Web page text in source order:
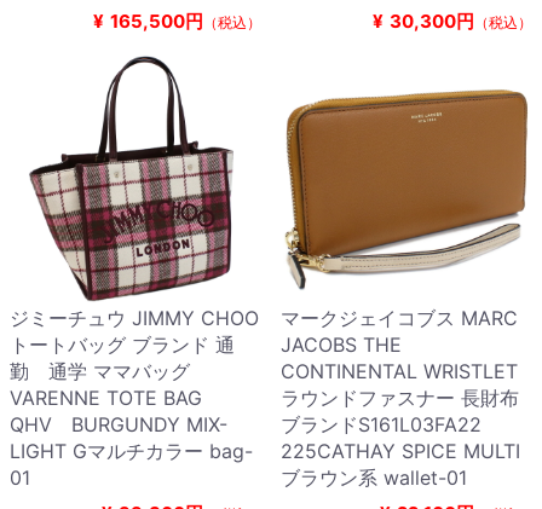
¥ 165,500円 （税込） ¥ 30,300円 （税込）
ジミーチュウ JIMMY CHOO
トートバッグ ブランド 通
勤 通学 ママバッグ
VARENNE TOTE BAG
QHV BURGUNDY MIX-
LIGHT Gマルチカラー bag-
01
マークジェイコブス MARC
JACOBS THE
CONTINENTAL WRISTLET
ラウンドファスナー 長財布
ブランドS161L03FA22
225CATHAY SPICE MULTI
ブラウン系 wallet-01